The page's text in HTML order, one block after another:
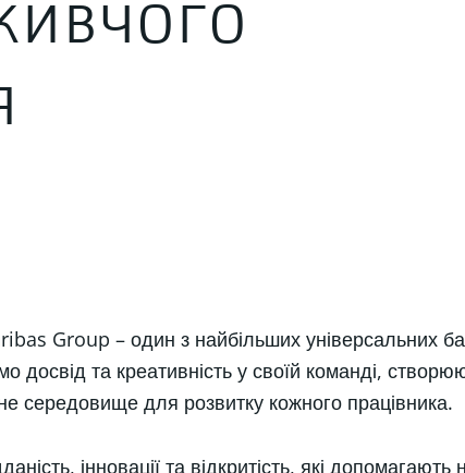
Group – один з найбільших універсальних
досвід та креативність у своїй команді,
середовище для розвитку кожного працівника.
інновації та відкритість, які допомагають